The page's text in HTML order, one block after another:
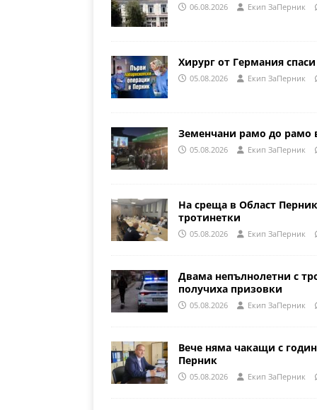
06.08.2026 Eкип ЗаПерник
Хирург от Германия
05.08.2026 Eкип ЗаПерник
Земенчани рамо до рамо
05.08.2026 Eкип ЗаПерник
На среща в Област
тротинетки
05.08.2026 Eкип ЗаПерник
Двама непълнолетни с
получиха призовки
05.08.2026 Eкип ЗаПерник
Вече няма чакащи с
Перник
05.08.2026 Eкип ЗаПерник